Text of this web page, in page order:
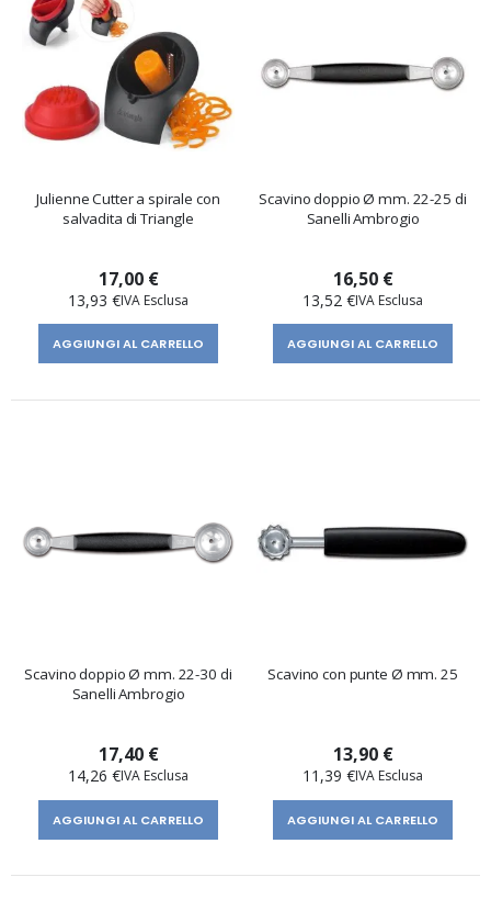
Julienne Cutter a spirale con
salvadita di Triangle
17,00 €
13,93 €
AGGIUNGI AL CARRELLO
Scavino doppio Ø mm. 22-25 di
Sanelli Ambrogio
16,50 €
13,52 €
AGGIUNGI AL CARRELLO
Scavino doppio Ø mm. 22-30 di
Sanelli Ambrogio
17,40 €
14,26 €
AGGIUNGI AL CARRELLO
Scavino con punte Ø mm. 25
13,90 €
11,39 €
AGGIUNGI AL CARRELLO